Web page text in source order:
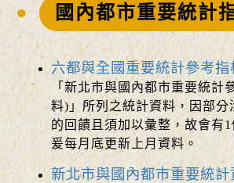
國內都市重要統計
六都與全國重要統計參考
「新北市與國內都市重要統計
料)」所列之統計資料，因部分
的回饋且須加以彙整，故會有
爰每月底更新上月資料。
新北市與國內都市重要統